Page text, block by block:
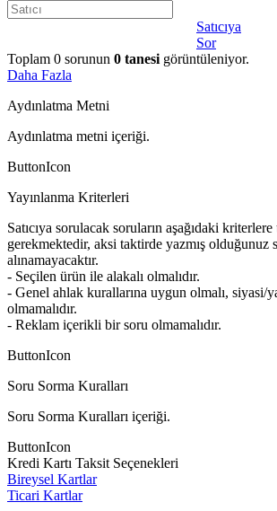
Satıcıya
Sor
Toplam 0 sorunun 0 tanesi görüntüleniyor.
Daha Fazla
Aydınlatma Metni
Aydınlatma metni içeriği.
ButtonIcon
Yayınlanma Kriterleri
Satıcıya sorulacak soruların aşağıdaki
gerekmektedir, aksi taktirde yazmış olduğunuz
alınamayacaktır.
- Seçilen ürün ile alakalı olmalıdır.
- Genel ahlak kurallarına uygun olmalı, siyasi/
olmamalıdır.
- Reklam içerikli bir soru olmamalıdır.
ButtonIcon
Soru Sorma Kuralları
Soru Sorma Kuralları içeriği.
ButtonIcon
Kredi Kartı Taksit Seçenekleri
Bireysel Kartlar
Ticari Kartlar